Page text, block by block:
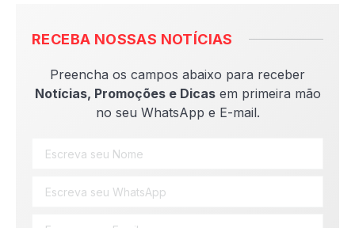
RECEBA NOSSAS NOTÍCIAS
Preencha os campos abaixo para receber
Notícias, Promoções e Dicasem primeira mão
no seu WhatsApp e E-mail.